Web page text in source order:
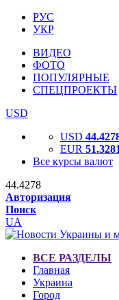
РУС
УКР
ВИДЕО
ФОТО
ПОПУЛЯРНЫЕ
СПЕЦПРОЕКТЫ
USD
USD
EUR 51.3281
Все курсы валют
44.4278
Авторизация
Поиск
UA
ВСЕ РАЗДЕЛЫ
Главная
Украина
Город